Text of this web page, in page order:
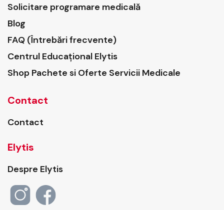
Solicitare programare medicală
Blog
FAQ (Întrebări frecvente)
Centrul Educațional Elytis
Shop Pachete si Oferte Servicii Medicale
Contact
Contact
Elytis
Despre Elytis